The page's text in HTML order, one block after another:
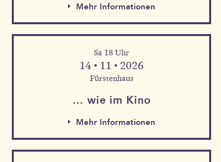
Mehr Informationen
Mehr Informationen
Mehr Informationen
Sa 18 Uhr
14 • 11 • 2026
Fürstenhaus
… wie im Kino
Mehr Informationen